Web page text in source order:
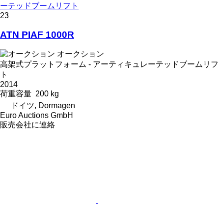
ーテッドブームリフト
23
ATN PIAF 1000R
オークション
高架式プラットフォーム - アーティキュレーテッドブームリフ
ト
2014
荷重容量 200 kg
ドイツ, Dormagen
Euro Auctions GmbH
販売会社に連絡